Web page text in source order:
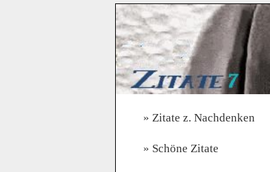
Zitate z. Nachdenken
Schöne Zitate